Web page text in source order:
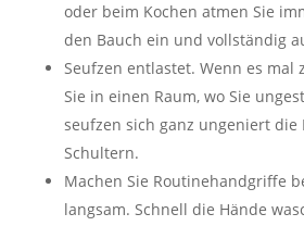
oder beim Kochen atmen Sie
den Bauch ein und vollständig
Seufzen entlastet. Wenn es mal
Sie in einen Raum, wo Sie
seufzen sich ganz ungeniert die
Schultern.
Machen Sie Routinehandgriffe
langsam. Schnell die Hände